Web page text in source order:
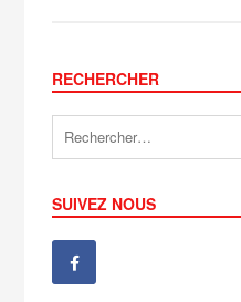
RECHERCHER
SUIVEZ NOUS